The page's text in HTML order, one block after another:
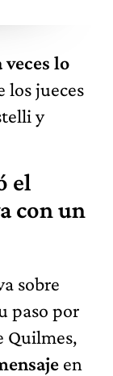
veces lo
los jueces
y
el
con un
sobre
paso por
Quilmes,
en